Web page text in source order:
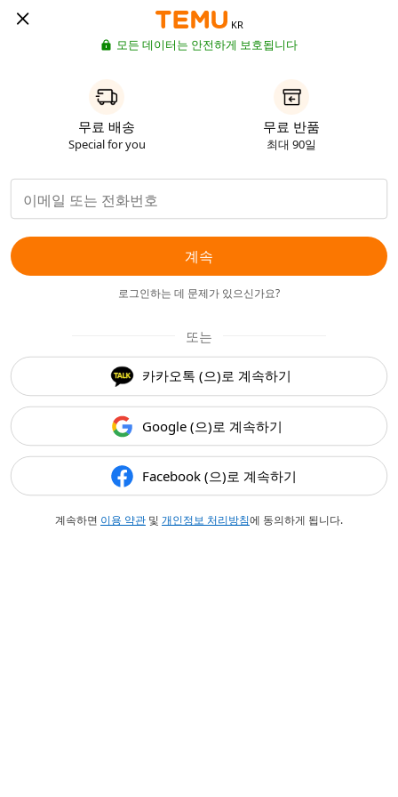
KR
모든 데이터는 안전하게 보호됩니다
무료 배송
Special for you
무료 반품
최대 90일
계속
로그인하는 데 문제가 있으신가요?
또는
카카오톡 (으)로 계속하기
Google (으)로 계속하기
Facebook (으)로 계속하기
계속하면 이용 약관 및 개인정보 처리방침에 동의하게 됩니다.